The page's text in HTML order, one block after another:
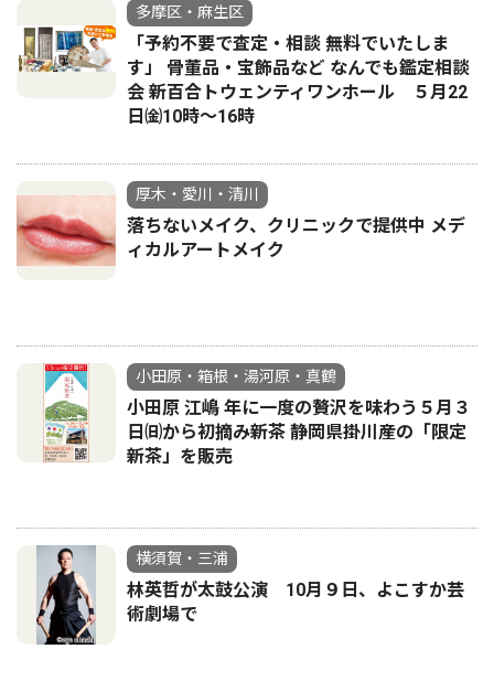
多摩区・麻生区
「予約不要で査定・相談 無料でいたしま
す」 骨董品・宝飾品など なんでも鑑定相談
会 新百合トウェンティワンホール ５月22
日㈮10時～16時
厚木・愛川・清川
落ちないメイク、クリニックで提供中 メデ
ィカルアートメイク
小田原・箱根・湯河原・真鶴
小田原 江嶋 年に一度の贅沢を味わう５月３
日㈰から初摘み新茶 静岡県掛川産の「限定
新茶」を販売
横須賀・三浦
林英哲が太鼓公演 10月９日、よこすか芸
術劇場で